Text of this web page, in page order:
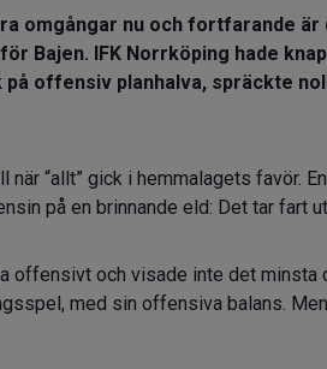
omgångar nu och fortfarande
Bajen. IFK Norrköping hade
offensiv planhalva, spräckte
när “allt” gick i hemmalagets favör.
på en brinnande eld: Det tar fart
offensivt och visade inte det minsta
med sin offensiva balans.